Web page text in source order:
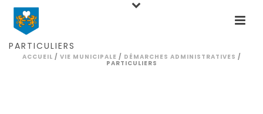
PARTICULIERS
ACCUEIL / VIE MUNICIPALE / DÉMARCHES ADMINISTRATIVES /
PARTICULIERS